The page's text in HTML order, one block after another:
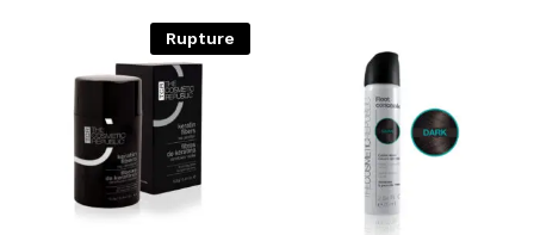
Rupture